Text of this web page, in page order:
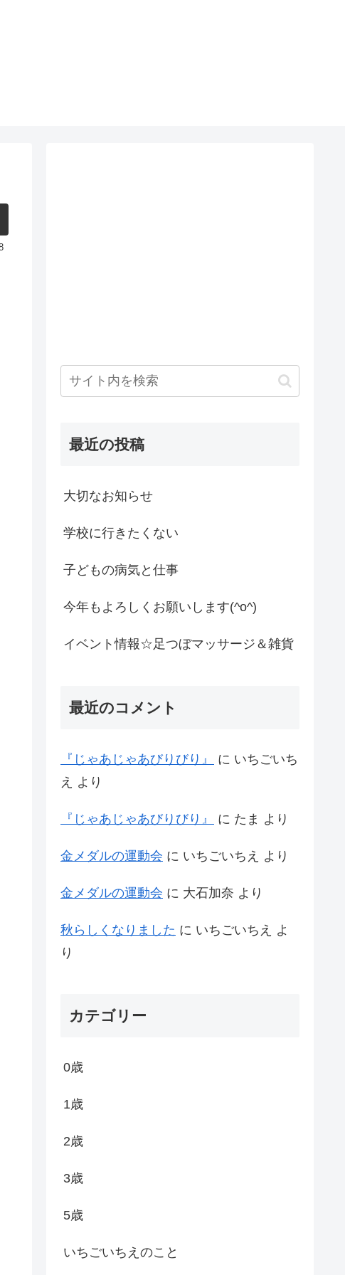
最近の投稿
大切なお知らせ
学校に行きたくない
子どもの病気と仕事
今年もよろしくお願いします(^o^)
イベント情報☆足つぼマッサージ＆雑貨
最近のコメント
『じゃあじゃあびりびり』 に いちごいち
え
より
『じゃあじゃあびりびり』 に たま より
金メダルの運動会 に いちごいちえ より
金メダルの運動会 に 大石加奈 より
秋らしくなりました に いちごいちえ
よ
り
カテゴリー
0歳
1歳
2歳
3歳
5歳
いちごいちえのこと